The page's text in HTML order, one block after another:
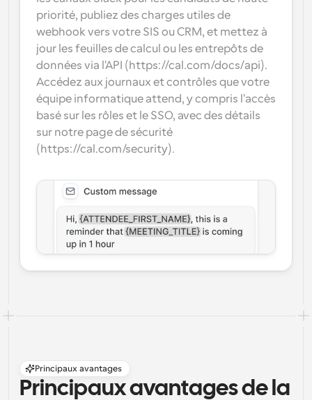
priorité, publiez des charges utiles de
webhook vers votre SIS ou CRM, et mettez à
jour les feuilles de calcul ou les entrepôts de
données via l'API (https://cal.com/docs/api).
Accédez aux journaux et contrôles que votre
équipe informatique attend, y compris l'accès
basé sur les rôles et le SSO, avec des détails
sur notre page de sécurité
(https://cal.com/security).
Principaux avantages
Principaux avantages de la